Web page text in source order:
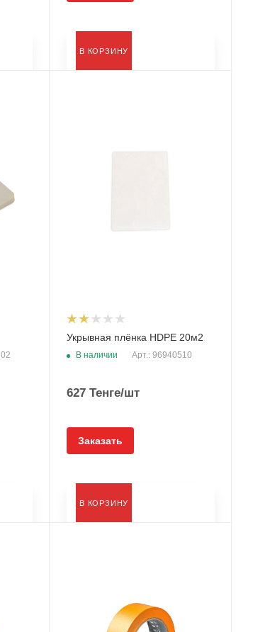
В КОРЗИНУ
Укрывная плёнка HDPE 20м2
В наличии Арт.: 96940510
627 Тенге/шт
Заказать
В КОРЗИНУ